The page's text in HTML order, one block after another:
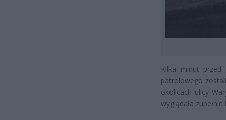
Kilka minut przed
patrolowego
okolicach ulicy
wyglądała zupełnie